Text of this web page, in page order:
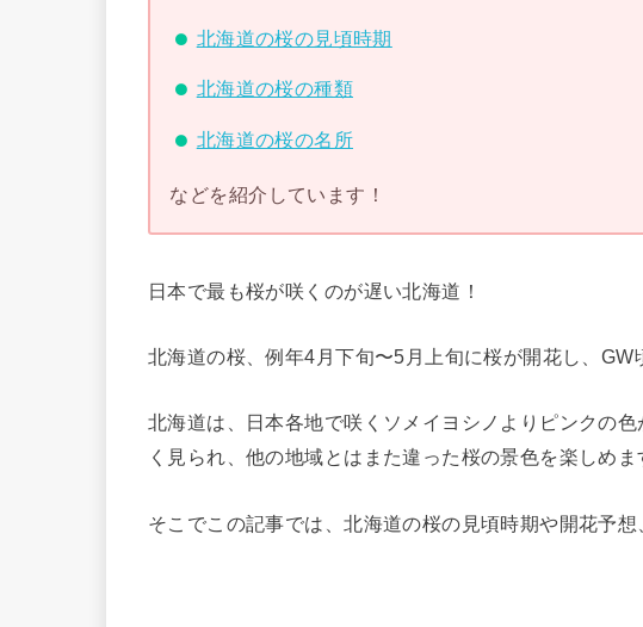
北海道の桜の見頃時期
北海道の桜の種類
北海道の桜の名所
などを紹介しています！
日本で最も桜が咲くのが遅い北海道！
北海道の桜、例年4月下旬〜5月上旬に桜が開花し、GW
北海道は、日本各地で咲くソメイヨシノよりピンクの
く見られ、他の地域とはまた違った桜の景色を楽しめま
そこでこの記事では、北海道の桜の見頃時期や開花予想